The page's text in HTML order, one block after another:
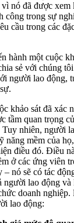
nó đã được xem
công trong sự
cầu trong các
hành một cuộc
sẻ với chúng
người lao động,
khảo sát đã xác
tầm quan trọng
nhiên, người
năng mềm của
điều đó. Điều
ở các ứng viên
nó sẽ có tác
người lao động và
doanh
lao động: